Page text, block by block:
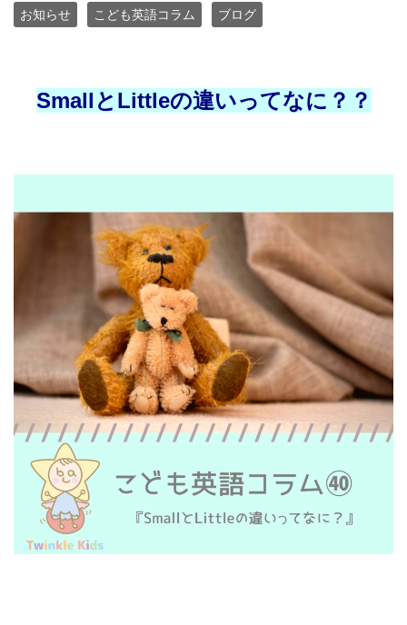
お知らせ こども英語コラム ブログ
SmallとLittleの違いってなに？？